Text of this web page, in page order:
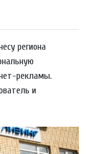
региона
рекламы.
и